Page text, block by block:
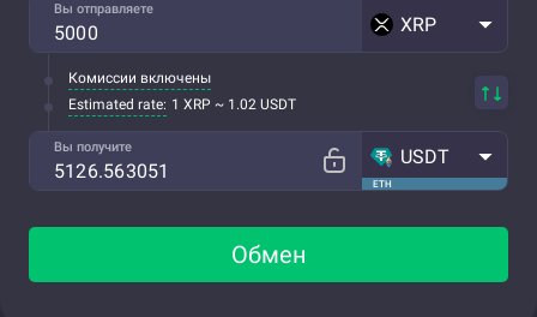
Вы отправляете
XRP
Комиссии включены
Estimated rate: 1 XRP ~ 1.02 USDT
Вы получите
ETH
USDT
Обмен